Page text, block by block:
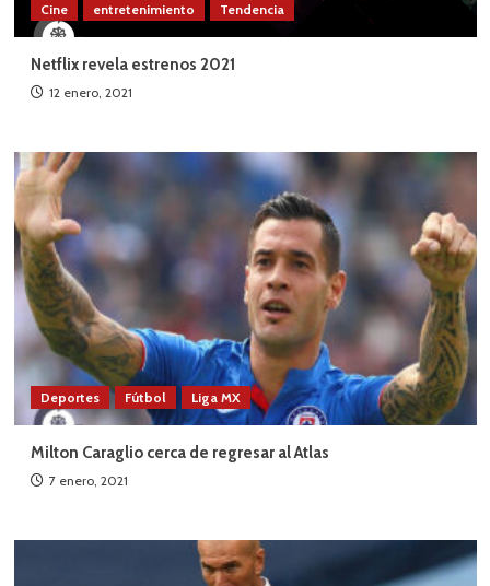
Cine entretenimiento Tendencia
Netflix revela estrenos 2021
12 enero, 2021
Deportes Fútbol Liga MX
Milton Caraglio cerca de regresar al Atlas
7 enero, 2021